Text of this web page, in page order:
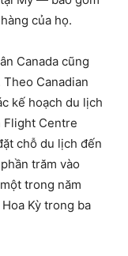
của họ.
Canada cũng
Canadian
kế hoạch du lịch
Flight Centre
chỗ du lịch đến
trăm vào
trong năm
Kỳ trong ba